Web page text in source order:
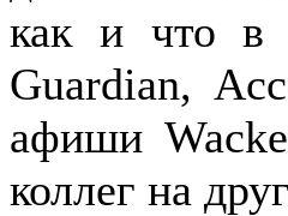
как и что в
Guardian,
афиши
коллег на